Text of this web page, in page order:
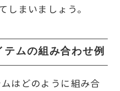
しまいましょう。
ムの組み合わせ例
はどのように組み合